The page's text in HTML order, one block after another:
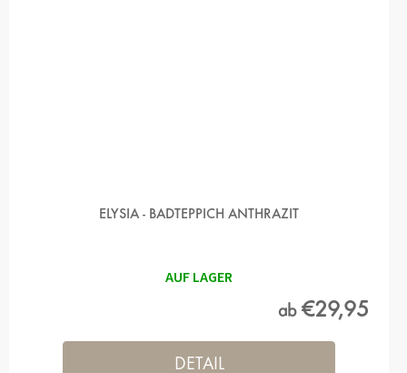
ELYSIA - BADTEPPICH ANTHRAZIT
AUF LAGER
ab€29,95
DETAIL